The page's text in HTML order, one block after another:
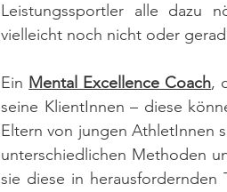
Leistungssportler alle dazu
vielleicht noch nicht oder
Ein Mental Excellence Coach,
seine KlientInnen – diese
Eltern von jungen AthletInnen
unterschiedlichen Methoden
sie diese in herausfordernden